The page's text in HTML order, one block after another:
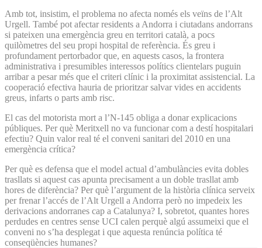
Amb tot, insistim, el problema no afecta només els veïns de l’Alt
Urgell. També pot afectar residents a Andorra i ciutadans andorrans
si pateixen una emergència greu en territori català, a pocs
quilòmetres del seu propi hospital de referència. És greu i
profundament pertorbador que, en aquests casos, la frontera
administrativa i presumibles interessos polítics clientelars puguin
arribar a pesar més que el criteri clínic i la proximitat assistencial. La
cooperació efectiva hauria de prioritzar salvar vides en accidents
greus, infarts o parts amb risc.
El cas del motorista mort a l’N-145 obliga a donar explicacions
públiques. Per què Meritxell no va funcionar com a destí hospitalari
efectiu? Quin valor real té el conveni sanitari del 2010 en una
emergència crítica?
Per què es defensa que el model actual d’ambulàncies evita dobles
trasllats si aquest cas apunta precisament a un doble trasllat amb
hores de diferència? Per què l’argument de la història clínica serveix
per frenar l’accés de l’Alt Urgell a Andorra però no impedeix les
derivacions andorranes cap a Catalunya? I, sobretot, quantes hores
perdudes en centres sense UCI calen perquè algú assumeixi que el
conveni no s’ha desplegat i que aquesta renúncia política té
conseqüències humanes?